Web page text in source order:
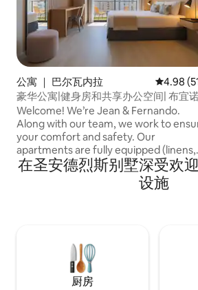
公寓 ｜ 巴尔瓦内拉 平均评
4.98
豪华公寓|健身房和共享办公空间| 布宜
艾利斯市中心方尖碑
Welcome! We’re Jean & Fernando.
Along with our team, we work to
your comfort and safety. Our
apartments are fully equipped (linens,
towels, toiletries, etc). We have prime
locations in Palermo, Recoleta, Puerto
Madero, and near the Obelisk. Check-in
for early arrivals or late departures. Read
on to learn more about this property
the area. We’re happy to help!
在圣安德烈斯别墅深受欢
设施
厨房